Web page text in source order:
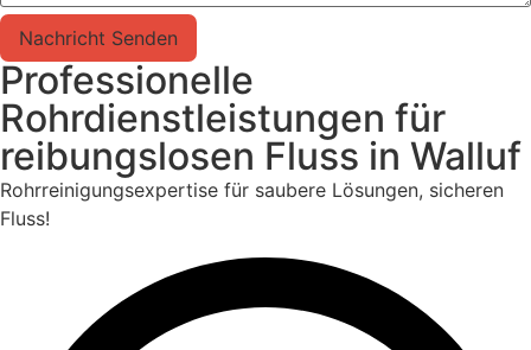
Nachricht Senden
Professionelle
Rohrdienstleistungen für
reibungslosen Fluss in Walluf
Rohrreinigungsexpertise für saubere Lösungen, sicheren
Fluss!